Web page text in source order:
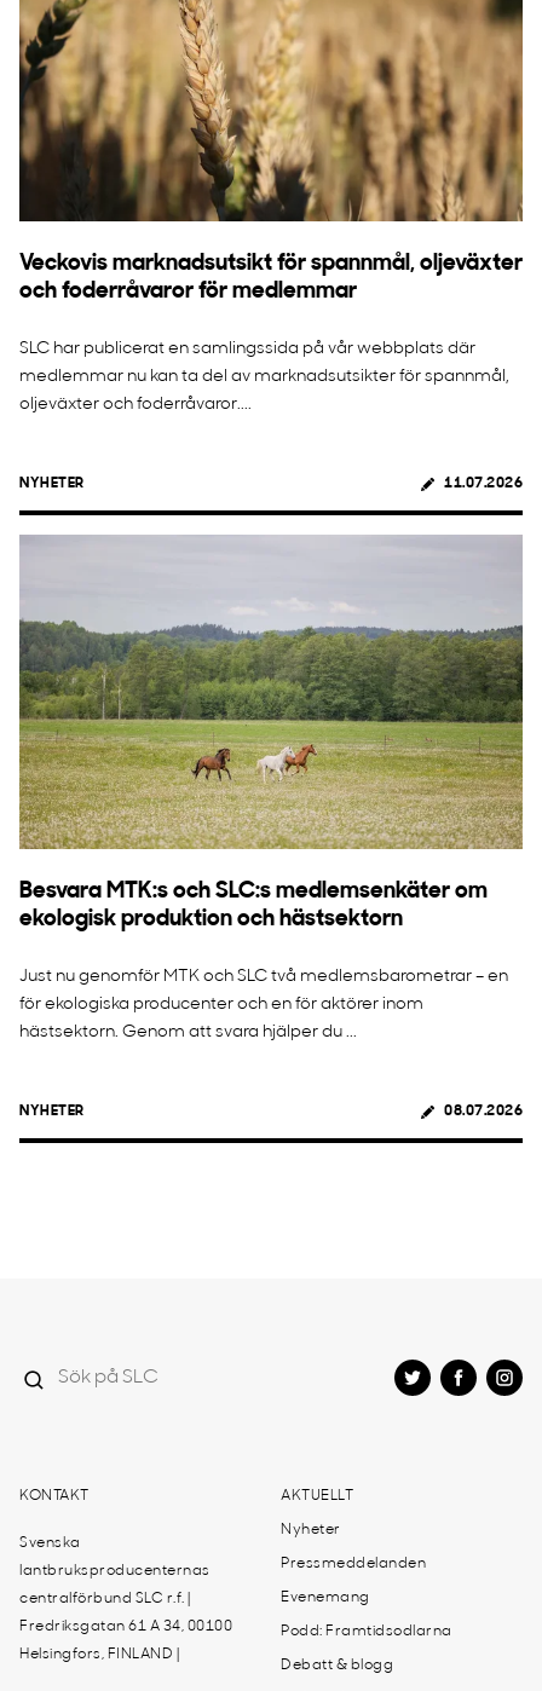
Veckovis marknadsutsikt för spannmål, oljeväxter
och foderråvaror för medlemmar
SLC har publicerat en samlingssida på vår webbplats där
medlemmar nu kan ta del av marknadsutsikter för spannmål,
oljeväxter och foderråvaror....
NYHETER 11.07.2026
Besvara MTK:s och SLC:s medlemsenkäter om
ekologisk produktion och hästsektorn
Just nu genomför MTK och SLC två medlemsbarometrar – en
för ekologiska producenter och en för aktörer inom
hästsektorn. Genom att svara hjälper du ...
NYHETER 08.07.2026
KONTAKT
Svenska
lantbruksproducenternas
centralförbund SLC r.f. |
Fredriksgatan 61 A 34, 00100
Helsingfors, FINLAND |
AKTUELLT
Nyheter
Pressmeddelanden
Evenemang
Podd: Framtidsodlarna
Debatt & blogg